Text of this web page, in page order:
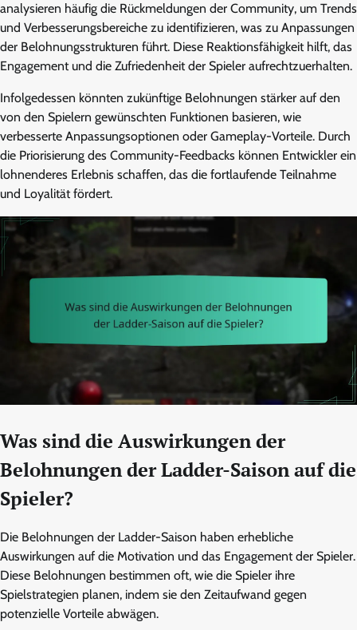
analysieren häufig die Rückmeldungen der Community, um Trends
und Verbesserungsbereiche zu identifizieren, was zu Anpassungen
der Belohnungsstrukturen führt. Diese Reaktionsfähigkeit hilft, das
Engagement und die Zufriedenheit der Spieler aufrechtzuerhalten.
Infolgedessen könnten zukünftige Belohnungen stärker auf den
von den Spielern gewünschten Funktionen basieren, wie
verbesserte Anpassungsoptionen oder Gameplay-Vorteile. Durch
die Priorisierung des Community-Feedbacks können Entwickler ein
lohnenderes Erlebnis schaffen, das die fortlaufende Teilnahme
und Loyalität fördert.
Was sind die Auswirkungen der
Belohnungen der Ladder-Saison auf die
Spieler?
Die Belohnungen der Ladder-Saison haben erhebliche
Auswirkungen auf die Motivation und das Engagement der Spieler.
Diese Belohnungen bestimmen oft, wie die Spieler ihre
Spielstrategien planen, indem sie den Zeitaufwand gegen
potenzielle Vorteile abwägen.